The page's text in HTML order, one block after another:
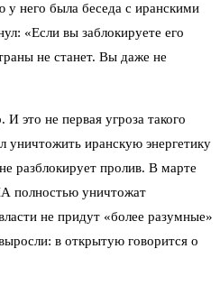
него была беседа с иранскими
«Если вы заблокируете его
не станет. Вы даже не
это не первая угроза такого
иранскую энергетику
разблокирует пролив. В марте
полностью уничтожат
не придут «более разумные»
в открытую говорится о